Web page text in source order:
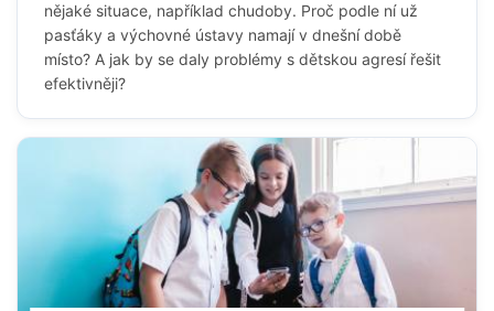
nějaké situace, například chudoby. Proč podle ní už
pasťáky a výchovné ústavy namají v dnešní době
místo? A jak by se daly problémy s dětskou agresí řešit
efektivněji?